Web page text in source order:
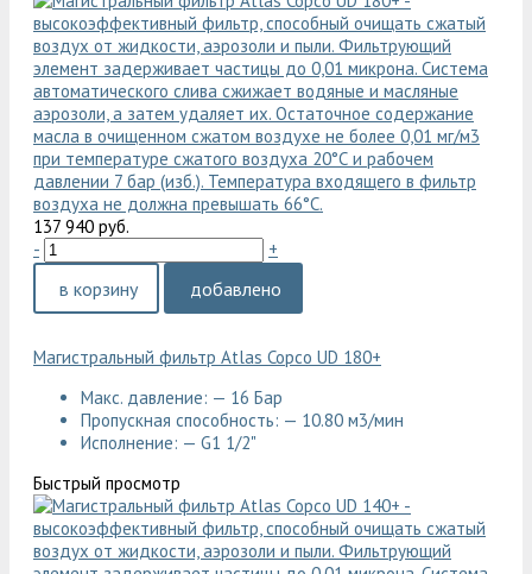
137 940 руб.
-
+
в корзину добавлено
Магистральный фильтр Atlas Copco UD 180+
Макс. давление: — 16 Бар
Пропускная способность: — 10.80 м3/мин
Исполнение: — G1 1/2"
Быстрый просмотр